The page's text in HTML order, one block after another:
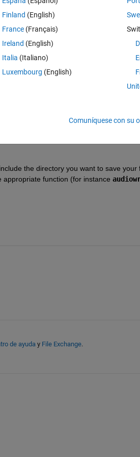
Iniciar
the directory you want to save
function (for instance
de ayuda y File Exchange.
Finland (English)
France (Français)
Ireland (English)
Italia (Italiano)
Luxembourg (English)
Comuníquese con su